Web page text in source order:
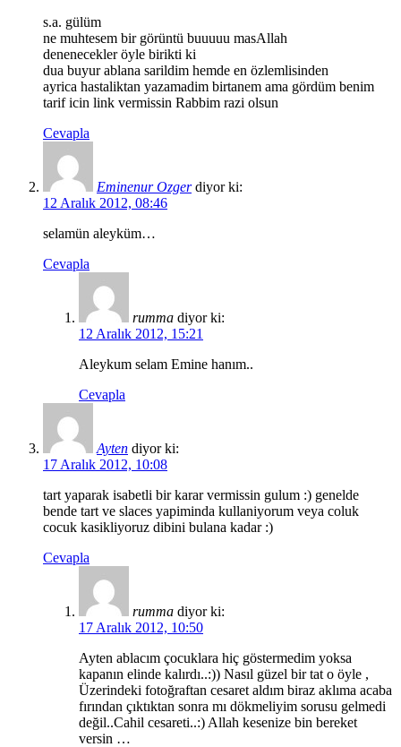
s.a. gülüm
ne muhtesem bir görüntü buuuuu masAllah
denenecekler öyle birikti ki
dua buyur ablana sarildim hemde en özlemlisinden
ayrica hastaliktan yazamadim birtanem ama gördüm benim
tarif icin link vermissin Rabbim razi olsun
Cevapla
Eminenur Ozger diyor ki:
12 Aralık 2012, 08:46
selamün aleyküm…
Cevapla
rumma diyor ki:
12 Aralık 2012, 15:21
Aleykum selam Emine hanım..
Cevapla
Ayten diyor ki:
17 Aralık 2012, 10:08
tart yaparak isabetli bir karar vermissin gulum :) genelde
bende tart ve slaces yapiminda kullaniyorum veya coluk
cocuk kasikliyoruz dibini bulana kadar :)
Cevapla
rumma diyor ki:
17 Aralık 2012, 10:50
Ayten ablacım çocuklara hiç göstermedim yoksa
kapanın elinde kalırdı..:)) Nasıl güzel bir tat o öyle ,
Üzerindeki fotoğraftan cesaret aldım biraz aklıma acaba
fırından çıktıktan sonra mı dökmeliyim sorusu gelmedi
değil..Cahil cesareti..:) Allah kesenize bin bereket
versin …